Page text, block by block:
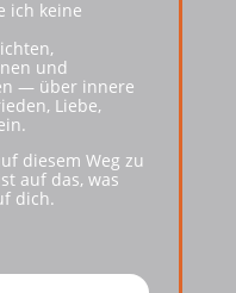
ich keine
und
— über innere
Liebe,
diesem Weg zu
auf das, was
dich.